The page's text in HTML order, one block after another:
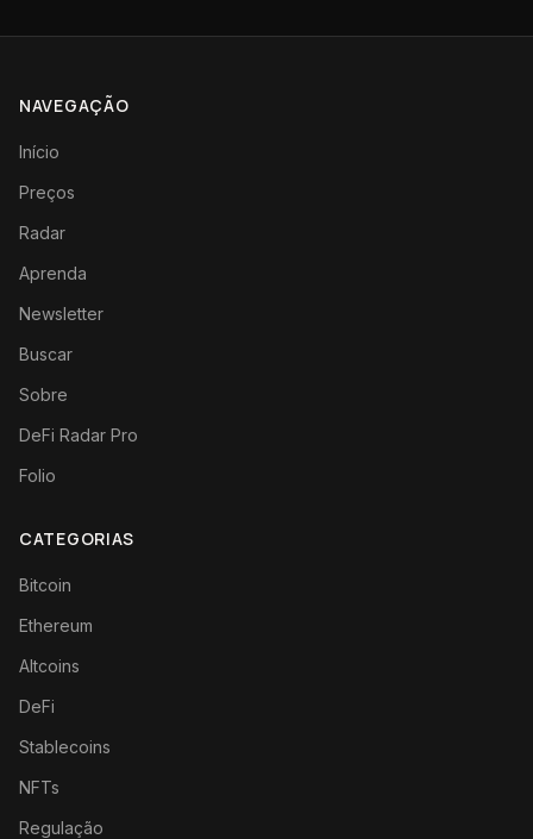
NAVEGAÇÃO
Início
Preços
Radar
Aprenda
Newsletter
Buscar
Sobre
DeFi Radar Pro
Folio
CATEGORIAS
Bitcoin
Ethereum
Altcoins
DeFi
Stablecoins
NFTs
Regulação